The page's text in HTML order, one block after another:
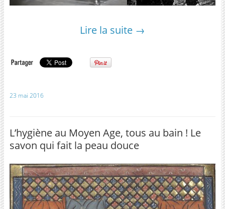
Lire la suite →
23 mai 2016
L’hygiène au Moyen Age, tous au bain ! Le
savon qui fait la peau douce